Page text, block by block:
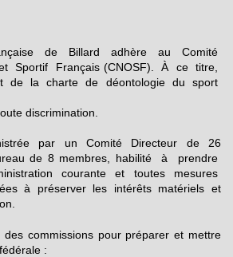
de Billard adhère au Comité
Sportif Français (CNOSF). À ce titre,
de la charte de déontologie du sport
discrimination.
par un Comité Directeur de 26
de 8 membres, habilité à prendre
courante et toutes mesures
à préserver les intérêts matériels et
des commissions pour préparer et mettre
: